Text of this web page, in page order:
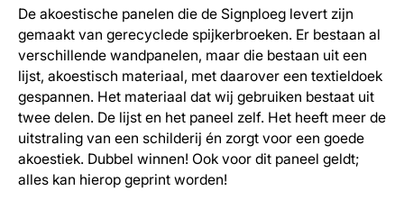
De akoestische panelen die de Signploeg levert zijn
gemaakt van gerecyclede spijkerbroeken. Er bestaan al
verschillende wandpanelen, maar die bestaan uit een
lijst, akoestisch materiaal, met daarover een textieldoek
gespannen. Het materiaal dat wij gebruiken bestaat uit
twee delen. De lijst en het paneel zelf. Het heeft meer de
uitstraling van een schilderij én zorgt voor een goede
akoestiek. Dubbel winnen! Ook voor dit paneel geldt;
alles kan hierop geprint worden!